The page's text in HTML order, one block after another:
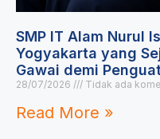
SMP IT Alam Nurul
Yogyakarta yang
Gawai demi
28/07/2026 Tidak ada
Read More »